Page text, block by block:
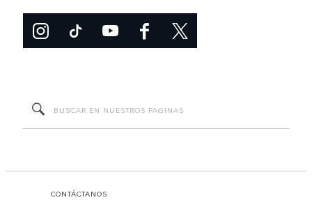
CONTÁCTANOS